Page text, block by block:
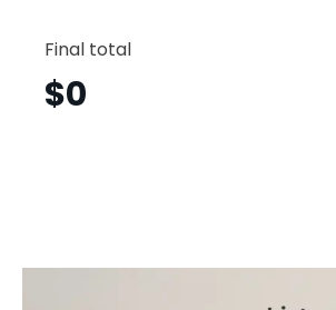
Final total
$0